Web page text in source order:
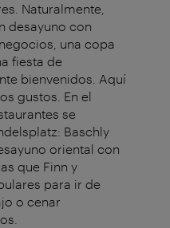
Naturalmente,
desayuno con
una copa
fiesta de
bienvenidos. Aquí
gustos. En el
se
Baschly
oriental con
que Finn y
para ir de
o cenar